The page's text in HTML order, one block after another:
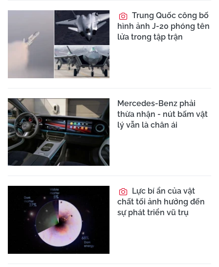
Trung Quốc công bố
hình ảnh J-20 phóng tên
lửa trong tập trận
Mercedes-Benz phải
thừa nhận - nút bấm vật
lý vẫn là chân ái
Lực bí ẩn của vật
chất tối ảnh hưởng đến
sự phát triển vũ trụ